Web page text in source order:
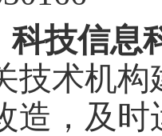
科技信息
技术机
造，及